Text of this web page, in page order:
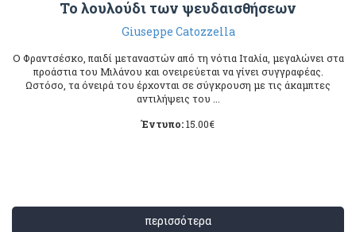
Το λουλούδι των ψευδαισθήσεων
Giuseppe Catozzella
O Φραντσέσκο, παιδί μεταναστών από τη νότια Ιταλία, μεγαλώνει στα
προάστια του Μιλάνου και ονειρεύεται να γίνει συγγραφέας.
Ωστόσο, τα όνειρά του έρχονται σε σύγκρουση με τις άκαμπτες
αντιλήψεις του ...
Έντυπο:15.00€
περισσότερα